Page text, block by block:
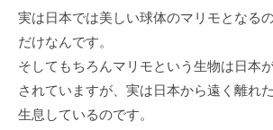
実は日本では美しい球体のマリモとなる
だけなんです。
そしてもちろんマリモという生物は日本
されていますが、実は日本から遠く離れ
生息しているのです。